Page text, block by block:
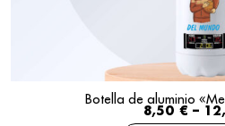
Botella de aluminio
8,50 € –